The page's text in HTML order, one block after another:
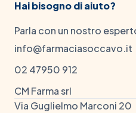
Hai bisogno di aiuto?
Parla con un nostro
info@farmaciasoccavo.it
02 47950 912
CM Farma srl
Via Guglielmo Marconi 20